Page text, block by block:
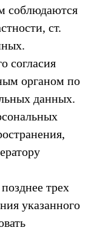
соблюдаются
ст.
согласия
органом по
данных.
трех
указанного